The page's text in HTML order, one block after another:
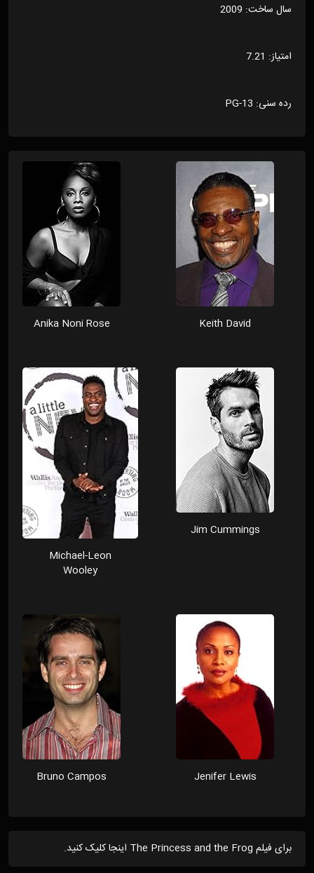
سال ساخت: 2009
امتیاز: 7.21
رده سنی: PG-13
Keith David
Anika Noni Rose
Jim Cummings
Michael-Leon
Wooley
Jenifer Lewis
Bruno Campos
برای فیلم The Princess and the Frog اینجا کلیک کنید.